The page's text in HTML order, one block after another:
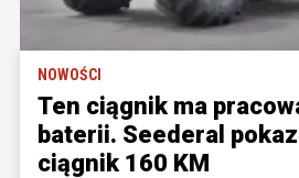
NOWOŚCI
Ten ciągnik ma
baterii. Seederal
ciągnik 160 KM